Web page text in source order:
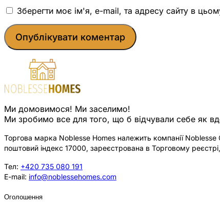
Зберегти моє ім'я, e-mail, та адресу сайту в
Ми домовимося! Ми заселимо!
Ми зробимо все для того, що б відчували себе як
Торгова марка Noblesse Homes належить компанії
поштовий індекс 17000, зареєстрована в Торговому
Тел: +420 735 080 191
E-mail: info@noblessehomes.com
Оголошення